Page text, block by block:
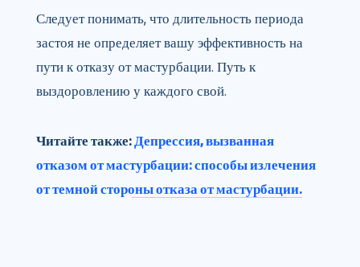
Следует понимать, что длительность периода
застоя не определяет вашу эффективность на
пути к отказу от мастурбации. Путь к
выздоровлению у каждого свой.
Читайте также:Депрессия, вызванная
отказом от мастурбации: способы излечения
от темной стороны отказа от мастурбации.